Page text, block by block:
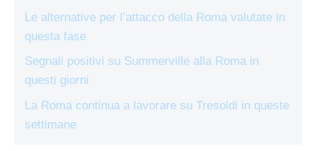
Le alternative per l’attacco della Roma valutate in
questa fase
Segnali positivi su Summerville alla Roma in
questi giorni
La Roma continua a lavorare su Tresoldi in queste
settimane